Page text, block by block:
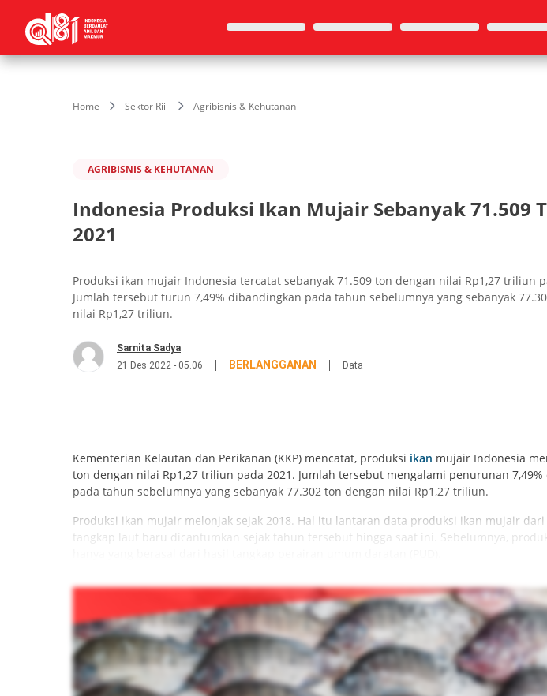
Home Sektor Riil Agribisnis & Kehutanan
AGRIBISNIS & KEHUTANAN
Indonesia Produksi Ikan Mujair Sebanyak 71.509
2021
Produksi ikan mujair Indonesia tercatat sebanyak 71.509 ton dengan nilai Rp1,27 triliun
Jumlah tersebut turun 7,49% dibandingkan pada tahun sebelumnya yang sebanyak
nilai Rp1,27 triliun.
Sarnita Sadya
21 Des 2022 - 05.06
BERLANGGANAN Data
Kementerian Kelautan dan Perikanan (KKP) mencatat, produksi ikan mujair Indonesia
ton dengan nilai Rp1,27 triliun pada 2021. Jumlah tersebut mengalami penurunan
pada tahun sebelumnya yang sebanyak 77.302 ton dengan nilai Rp1,27 triliun.
Produksi ikan mujair melonjak sejak 2018. Hal itu lantaran data produksi ikan mujair
tangkap laut baru dicantumkan sejak tahun tersebut hingga saat ini. Sebelumnya,